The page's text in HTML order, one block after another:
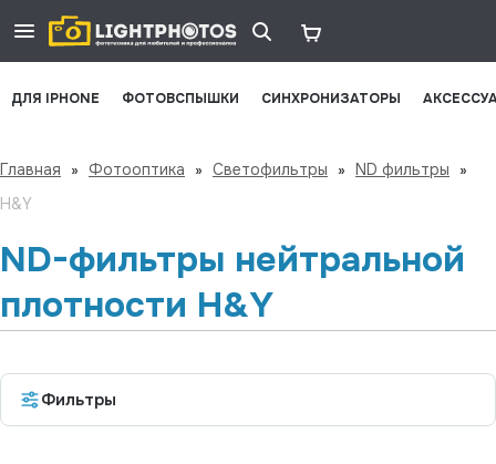
ДЛЯ IPHONE ФОТОВСПЫШКИ СИНХРОНИЗАТОРЫ
Главная » Фотооптика » Светофильтры » ND фильтры
»
H&Y
ND-фильтры нейтральной
плотности H&Y
Фильтры